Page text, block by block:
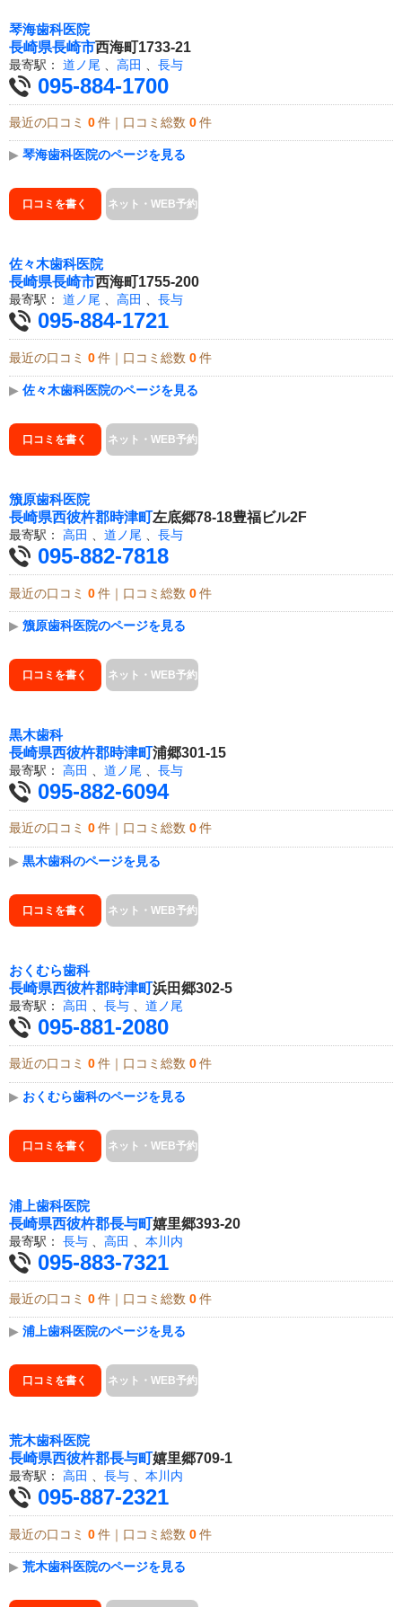
琴海歯科医院
長崎県長崎市西海町1733-21
最寄駅： 道ノ尾 高田 長与
095-884-1700
最近の口コミ 0 件｜口コミ総数 0 件
▶ 琴海歯科医院のページを見る
口コミを書く ネット・WEB予約
佐々木歯科医院
長崎県長崎市西海町1755-200
最寄駅： 道ノ尾 、 高田 、 長与
095-884-1721
最近の口コミ 0 件｜口コミ総数 0 件
▶ 佐々木歯科医院のページを見る
口コミを書く ネット・WEB予約
籏原歯科医院
長崎県西彼杵郡時津町左底郷78-18豊福ビル2F
最寄駅： 高田 道ノ尾 長与
095-882-7818
最近の口コミ 0 件｜口コミ総数 0 件
▶ 籏原歯科医院のページを見る
口コミを書く ネット・WEB予約
黒木歯科
長崎県西彼杵郡時津町浦郷301-15
最寄駅： 高田 道ノ尾 長与
095-882-6094
最近の口コミ 0 件｜口コミ総数 0 件
▶ 黒木歯科のページを見る
口コミを書く ネット・WEB予約
おくむら歯科
長崎県西彼杵郡時津町浜田郷302-5
最寄駅： 高田 長与 道ノ尾
095-881-2080
最近の口コミ 0 件｜口コミ総数 0 件
▶ おくむら歯科のページを見る
口コミを書く ネット・WEB予約
浦上歯科医院
長崎県西彼杵郡長与町嬉里郷393-20
最寄駅： 長与 高田 本川内
095-883-7321
最近の口コミ 0 件｜口コミ総数 0 件
▶ 浦上歯科医院のページを見る
口コミを書く ネット・WEB予約
荒木歯科医院
長崎県西彼杵郡長与町嬉里郷709-1
最寄駅： 高田 、 長与 、 本川内
095-887-2321
最近の口コミ 0 件｜口コミ総数 0 件
▶ 荒木歯科医院のページを見る